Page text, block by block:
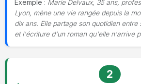
Exemple : Marie Delvaux, 35 ans,
Lyon, mène une vie rangée depuis la
dix ans. Elle partage son quotidien
et l'écriture d'un roman qu'elle n'arrive
2